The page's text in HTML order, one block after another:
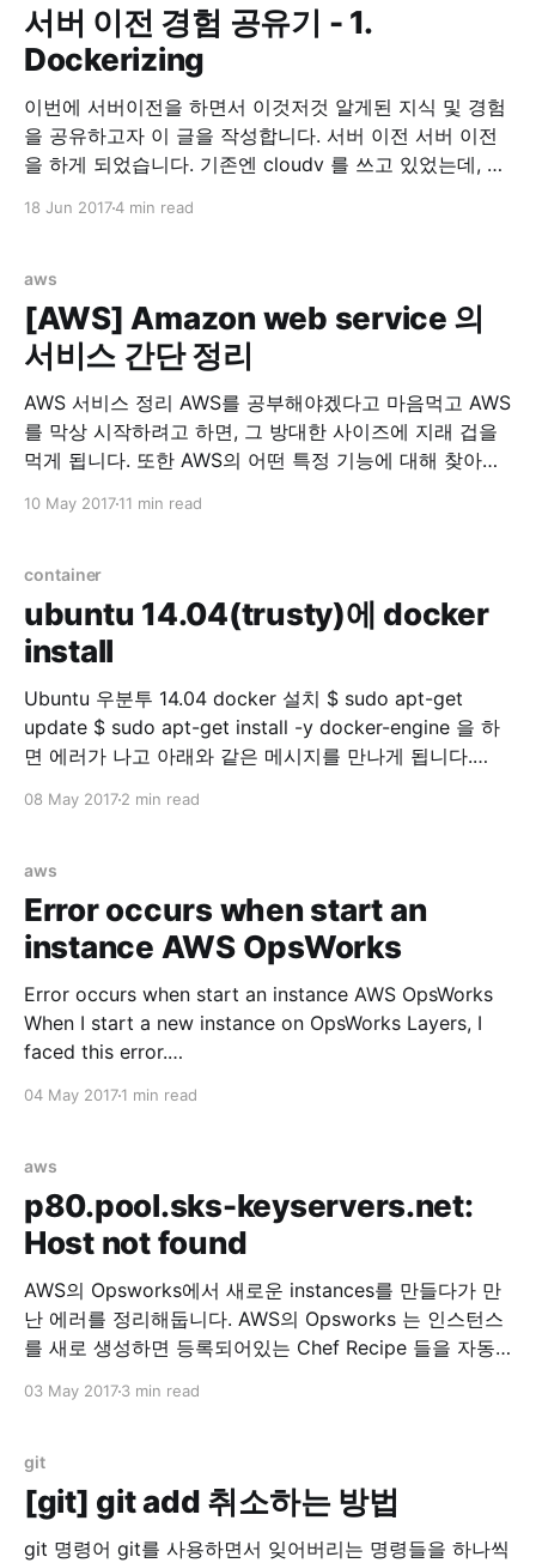
서버 이전 경험 공유기 - 1.
Dockerizing
이번에 서버이전을 하면서 이것저것 알게된 지식 및 경험
을 공유하고자 이 글을 작성합니다. 서버 이전 서버 이전
을 하게 되었습니다. 기존엔 cloudv 를 쓰고 있었는데, 같
18 Jun 20174 min read
aws
[AWS] Amazon web service 의
서비스 간단 정리
AWS 서비스 정리 AWS를 공부해야겠다고 마음먹고 AWS
를 막상 시작하려고 하면, 그 방대한 사이즈에 지래 겁을
먹게 됩니다. 또한 AWS의 어떤 특정 기능에 대해 찾아보
치를 해야하는 번거로움에 빠지게 됩니다. 이에 저의 고생
을 위해 AWS 서비스를 간단하게 정리했습니다.
EC2(Amazon
10 May 201711 min read
container
ubuntu 14.04(trusty)에 docker
install
Ubuntu 우분투 14.04 docker 설치 $ sudo apt-get
update $ sudo apt-get install -y docker-engine 을 하
면 에러가 나고 아래와 같은 메시지를 만나게 됩니다.
tree Reading state information... Done docker-engine
'apt-get -f install'
08 May 20172 min read
aws
Error occurs when start an
instance AWS OpsWorks
Error occurs when start an instance AWS OpsWorks
When I start a new instance on OpsWorks Layers, I
faced this error.
=====================================
/var/lib/aws/opsworks/cache.stage2/cookbooks/aws
/resources/cloudwatch.rb
=====================================
=====================================
====== NoMethodError ------------- undefined
method `property' for
#&lt;Class:0x007f511b6ee538&gt; Cookbook
04 May 20171 min read
aws
p80.pool.sks-keyservers.net:
Host not found
AWS의 Opsworks에서 새로운 instances를 만들다가 만
난 에러를 정리해둡니다. AWS의 Opsworks 는 인스턴스
를 새로 생성하면 등록되어있는 Chef Recipe 들을 자동
로 생성하고, 그 Instance에 하나의 App 을 배포하려고
다. 그런데 갑자기 에러가 발생해서 로그를 봤더니 이런
로그가 있었습니다. Mixlib::ShellOut:
03 May 20173 min read
git
[git] git add 취소하는 방법
git 명령어 git를 사용하면서 잊어버리는 명령들을 하나씩